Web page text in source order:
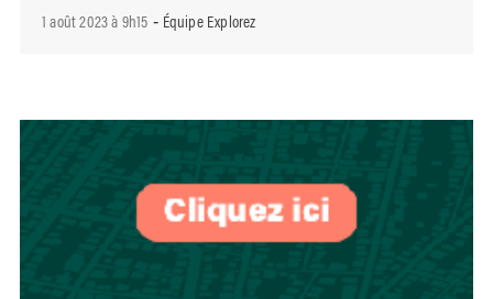
1 août 2023 à 9h15 - Équipe Explorez